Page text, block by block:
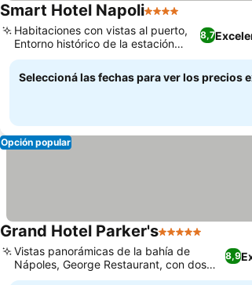
Smart Hotel Napoli4 Estrellas
8,7
Habitaciones con vistas al puerto,
Entorno histórico de la estación
marítima
Seleccioná las fechas para ver los precios
Opción popular
Grand Hotel Parker's5 Estrellas
8,9
Vistas panorámicas de la bahía de
Nápoles, George Restaurant, con dos
estrellas Michelin